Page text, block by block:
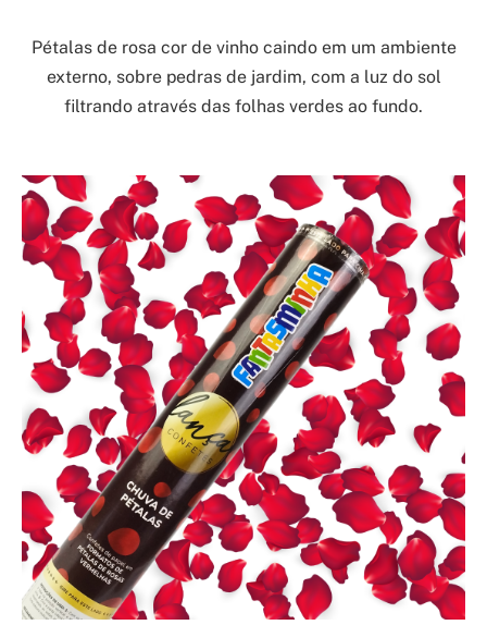
Pétalas de rosa cor de vinho caindo em um ambiente
externo, sobre pedras de jardim, com a luz do sol
filtrando através das folhas verdes ao fundo.